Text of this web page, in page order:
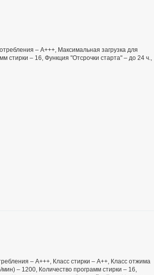
– А+++, Максимальная загрузка для
стирки – 16, Функция "Отсрочки старта" – до 24 ч.,
– А+++, Класс стирки – A++, Класс отжима
– 1200, Количество программ стирки – 16,